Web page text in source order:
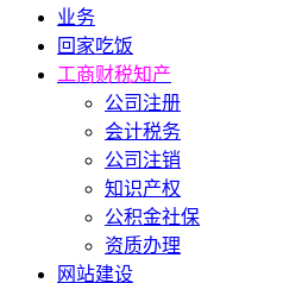
业务
回家吃饭
工商财税知产
公司注册
会计税务
公司注销
知识产权
公积金社保
资质办理
网站建设